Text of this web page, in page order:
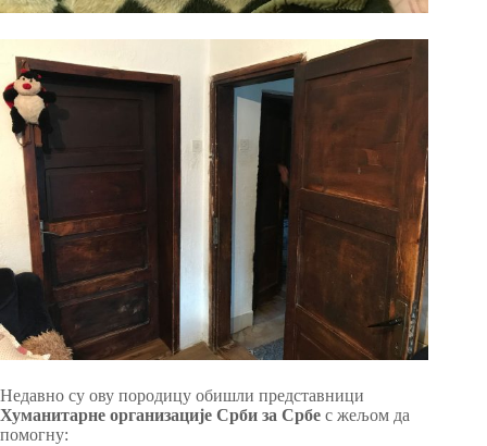
Недавно су ову породицу обишли представници
Хуманитарне организације Срби за Србе с жељом да
помогну: